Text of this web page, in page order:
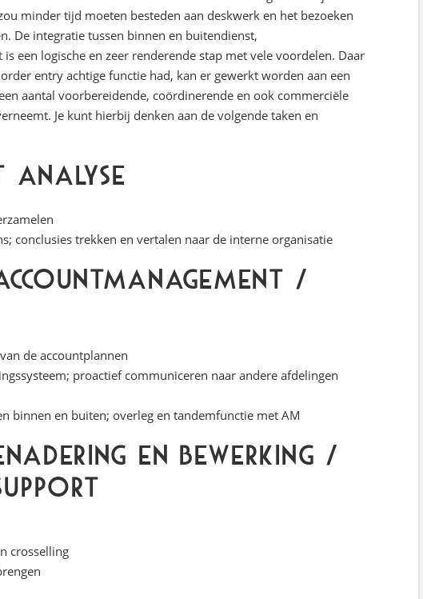
minder tijd moeten besteden aan deskwerk en het bezoeken
De integratie tussen binnen en buitendienst,
een logische en zeer renderende stap met vele voordelen. Daar
entry achtige functie had, kan er gewerkt worden aan een
aantal voorbereidende, coördinerende en ook commerciële
Je kunt hierbij denken aan de volgende taken en
analyse
conclusies trekken en vertalen naar de interne organisatie
/
de accountplannen
proactief communiceren naar andere afdelingen
binnen en buiten; overleg en tandemfunctie met AM
en bewerking /
crosselling